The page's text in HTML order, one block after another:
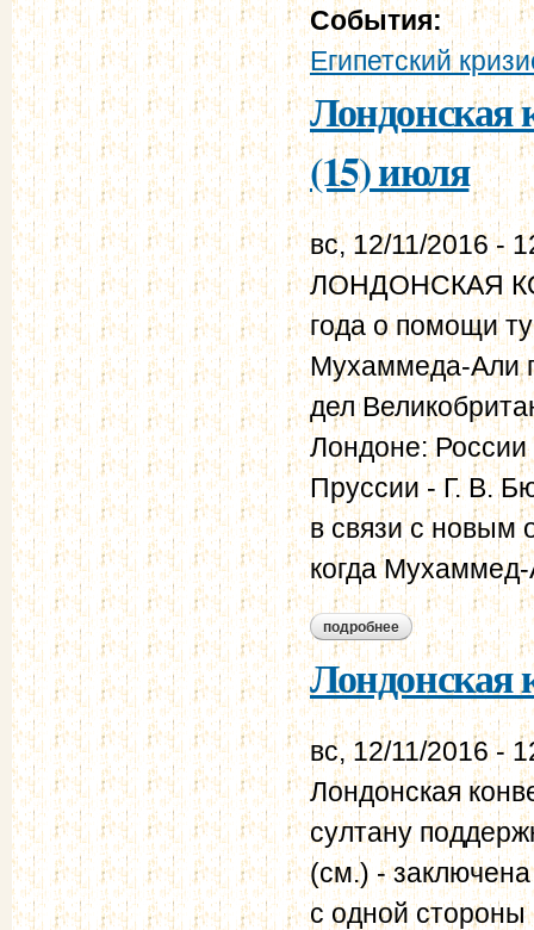
События:
Египетский
Лондонская
(15) июля
вс, 12/11/2016 -
ЛОНДОНСКАЯ
года о помощи
Мухаммеда-Али
дел
Лондоне:
Пруссии - Г. В.
в связи с новым
когда Мухаммед-
подробнее о лондонская
Лондонская
вс, 12/11/2016 -
Лондонская
султану
(см.) -
с одной стороны